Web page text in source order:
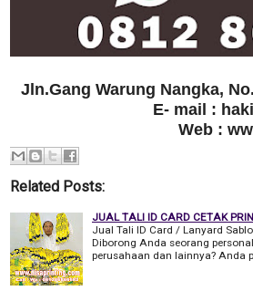
Jln.Gang Warung Nangka,
E- mail :
Web :
Related Posts:
JUAL TALI ID CARD CETAK
Jual Tali ID Card / Lanyard
Diborong Anda seorang
perusahaan dan lainnya? Anda